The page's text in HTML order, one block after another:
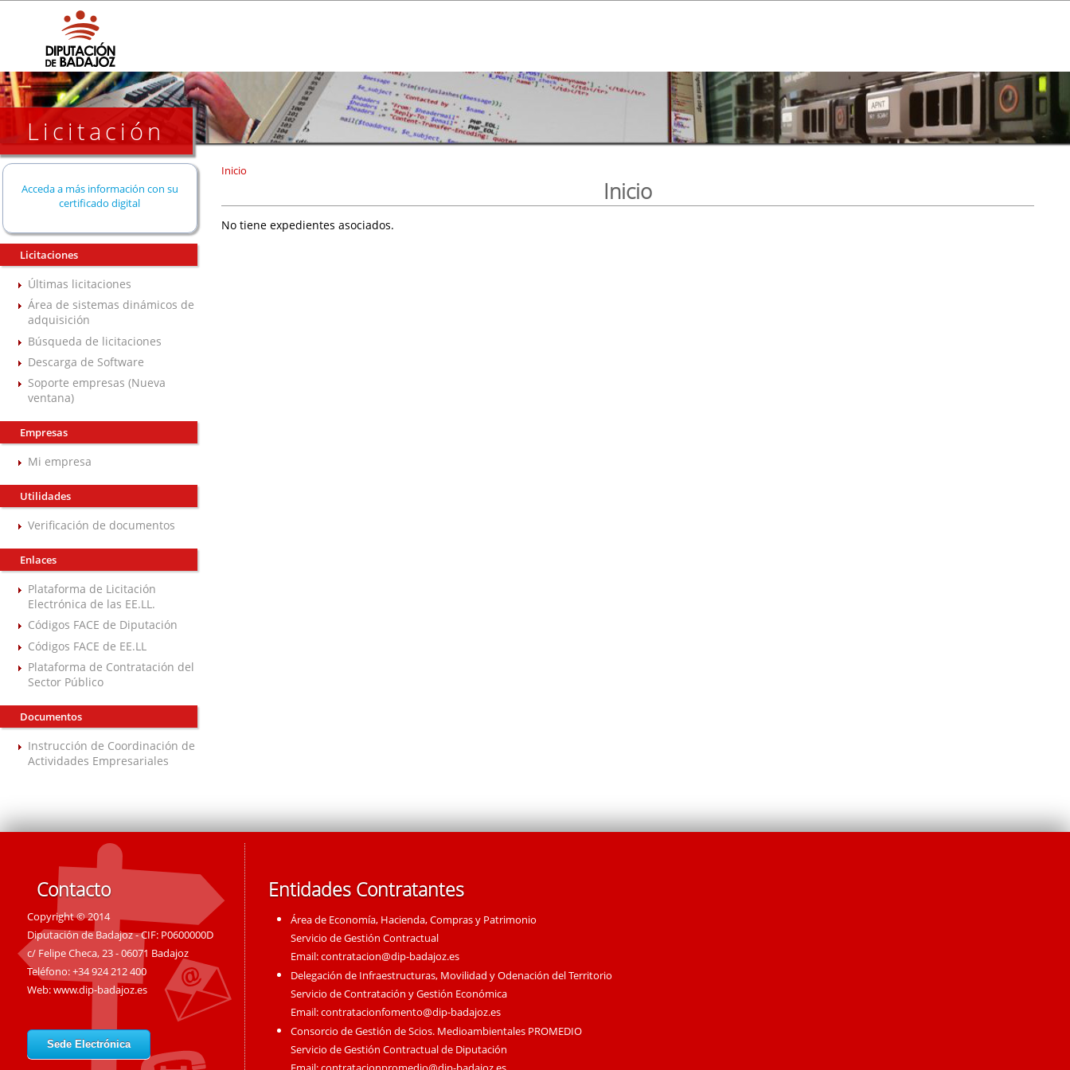
Licitación
Acceda a más información con su
certificado digital
Licitaciones
Últimas licitaciones
Área de sistemas dinámicos de
adquisición
Búsqueda de licitaciones
Descarga de Software
Soporte empresas (Nueva
ventana)
Empresas
Mi empresa
Utilidades
Verificación de documentos
Enlaces
Plataforma de Licitación
Electrónica de las EE.LL.
Códigos FACE de Diputación
Códigos FACE de EE.LL
Plataforma de Contratación del
Sector Público
Documentos
Instrucción de Coordinación de
Actividades Empresariales
Inicio
Inicio
No tiene expedientes asociados.
Contacto
Copyright © 2014
Diputación de Badajoz - CIF: P0600000D
c/ Felipe Checa, 23 - 06071 Badajoz
Teléfono: +34 924 212 400
Web:www.dip-badajoz.es
Sede Electrónica
Entidades Contratantes
Área de Economía, Hacienda, Compras y Patrimonio
Servicio de Gestión Contractual
Email:contratacion@dip-badajoz.es
Delegación de Infraestructuras, Movilidad y Odenación del Territorio
Servicio de Contratación y Gestión Económica
Email:contratacionfomento@dip-badajoz.es
Consorcio de Gestión de Scios. Medioambientales PROMEDIO
Servicio de Gestión Contractual de Diputación